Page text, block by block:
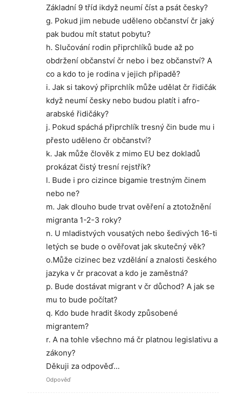
Základní 9 tříd ikdyž neumí číst a psát česky?
g. Pokud jim nebude uděleno občanství čr jaký
pak budou mít statut pobytu?
h. Slučování rodin připrchlíků bude až po
obdržení občanství čr nebo i bez občanství? A
co a kdo to je rodina v jejich připadě?
i. Jak si takový připrchlík může udělat čr řidičák
když neumí česky nebo budou platít i afro-
arabské řidičáky?
j. Pokud spáchá připrchlík tresný čin bude mu i
přesto uděleno čr občanství?
k. Jak může člověk z mimo EU bez dokladů
prokázat čistý tresní rejstřík?
l. Bude i pro cizince bigamie trestným činem
nebo ne?
m. Jak dlouho bude trvat ověření a ztotožnění
migranta 1-2-3 roky?
n. U mladistvých vousatých nebo šedivých 16-ti
letých se bude o ověřovat jak skutečný věk?
o.Může cizinec bez vzdělání a znalosti českého
jazyka v čr pracovat a kdo je zaměstná?
p. Bude dostávat migrant v čr důchod? A jak se
mu to bude počítat?
q. Kdo bude hradit škody způsobené
migrantem?
r. A na tohle všechno má čr platnou legislativu a
zákony?
Děkuji za odpověď…
Odpověď